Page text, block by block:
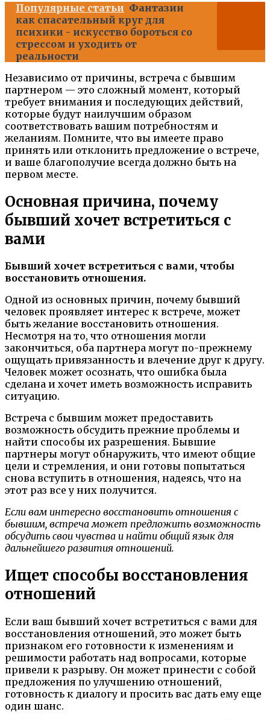
Популярные статьи Фантазии
как спасательный круг для
психики - искусство бороться со
стрессом и уходить от
реальности
Независимо от причины, встреча с бывшим
партнером — это сложный момент, который
требует внимания и последующих действий,
которые будут наилучшим образом
соответствовать вашим потребностям и
желаниям. Помните, что вы имеете право
принять или отклонить предложение о встрече,
и ваше благополучие всегда должно быть на
первом месте.
Основная причина, почему
бывший хочет встретиться с
вами
Бывший хочет встретиться с вами, чтобы
восстановить отношения.
Одной из основных причин, почему бывший
человек проявляет интерес к встрече, может
быть желание восстановить отношения.
Несмотря на то, что отношения могли
закончиться, оба партнера могут по-прежнему
ощущать привязанность и влечение друг к другу.
Человек может осознать, что ошибка была
сделана и хочет иметь возможность исправить
ситуацию.
Встреча с бывшим может предоставить
возможность обсудить прежние проблемы и
найти способы их разрешения. Бывшие
партнеры могут обнаружить, что имеют общие
цели и стремления, и они готовы попытаться
снова вступить в отношения, надеясь, что на
этот раз все у них получится.
Если вам интересно восстановить отношения с
бывшим, встреча может предложить возможность
обсудить свои чувства и найти общий язык для
дальнейшего развития отношений.
Ищет способы восстановления
отношений
Если ваш бывший хочет встретиться с вами для
восстановления отношений, это может быть
признаком его готовности к изменениям и
решимости работать над вопросами, которые
привели к разрыву. Он может принести с собой
предложения по улучшению отношений,
готовность к диалогу и просить вас дать ему еще
один шанс.